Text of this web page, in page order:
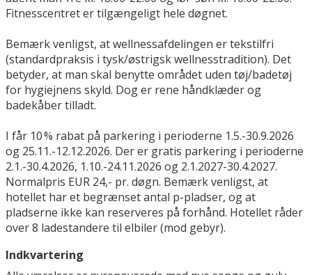
Fitnesscentret er tilgængeligt hele døgnet.
Bemærk venligst, at wellnessafdelingen er tekstilfri
(standardpraksis i tysk/østrigsk wellnesstradition). Det
betyder, at man skal benytte området uden tøj/badetøj
for hygiejnens skyld. Dog er rene håndklæder og
badekåber tilladt.
I får 10 % rabat på parkering i perioderne 1.5.-30.9.2026
og 25.11.-12.12.2026. Der er gratis parkering i perioderne
2.1.-30.4.2026, 1.10.-24.11.2026 og 2.1.2027-30.4.2027.
Normalpris EUR 24,- pr. døgn. Bemærk venligst, at
hotellet har et begrænset antal p-pladser, og at
pladserne ikke kan reserveres på forhånd. Hotellet råder
over 8 ladestandere til elbiler (mod gebyr).
Indkvartering